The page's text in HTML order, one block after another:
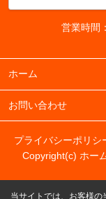
営業時間：
ホーム
お問い合わせ
プライバシーポリシ
Copyright(c) ホー
当サイトでは、お客様の